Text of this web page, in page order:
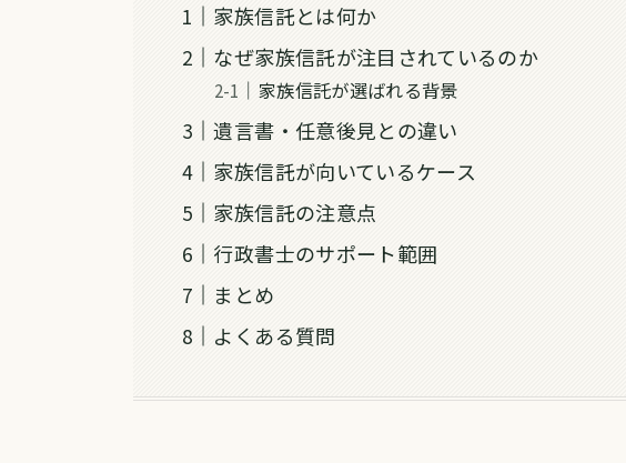
家族信託とは何か
なぜ家族信託が注目されているのか
家族信託が選ばれる背景
遺言書・任意後見との違い
家族信託が向いているケース
家族信託の注意点
行政書士のサポート範囲
まとめ
よくある質問